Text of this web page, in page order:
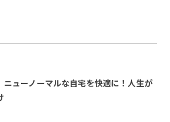
ューノーマルな自宅を快適に！人生が